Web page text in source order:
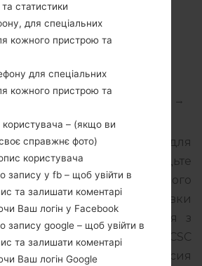
SM-J710MN -
J7 2016
2016 SamsungSM-J710MN
→
оновлення прошивки для
J7 2016, але не забудьте
номер моделі вашого
SM-J710MN. Код прошивки
Продукт поставляється з
версія CSC
MODEM версия
статистики
для спеціальних
кожного пристрою та
для спеціальних
кожного пристрою та
– (якщо ви
справжнє фото)
користувача
запису у fb – щоб увійти в
та залишати коментарі
Ваш логін у Facebook
запису google – щоб увійти в
та залишати коментарі
Ваш логін Google